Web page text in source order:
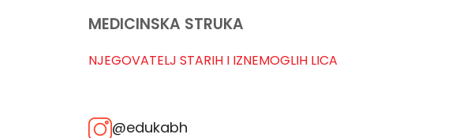
MEDICINSKA STRUKA
NJEGOVATELJ STARIH I IZNEMOGLIH LICA
@edukabh